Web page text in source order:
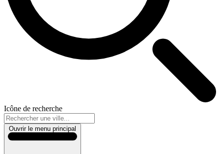
Icône de recherche
Ouvrir le menu principal